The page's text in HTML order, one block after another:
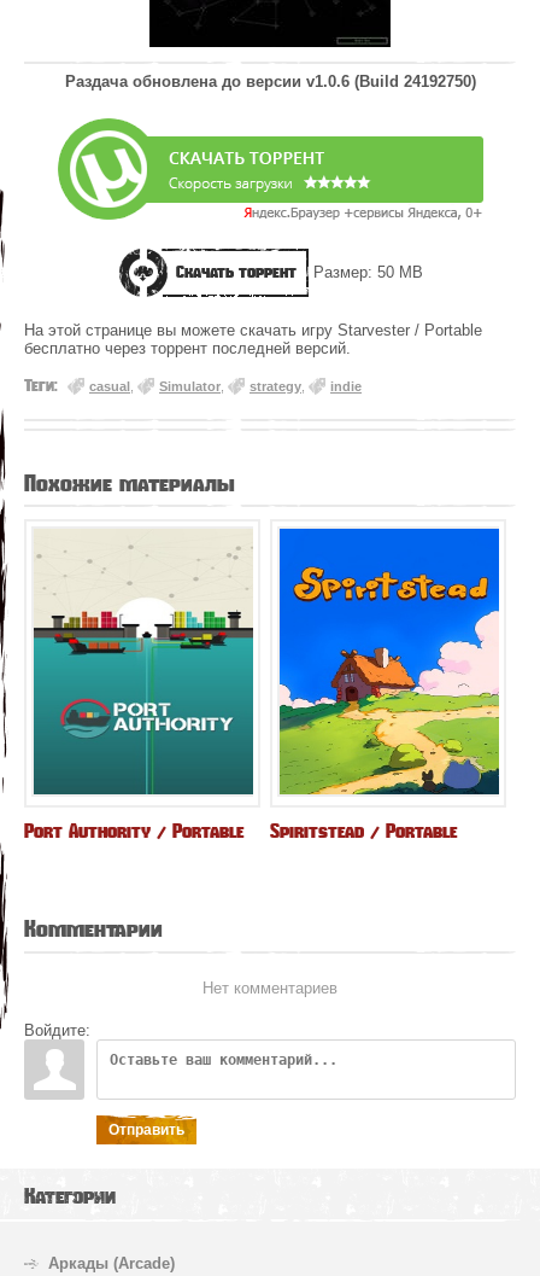
Раздача обновлена до версии v1.0.6 (Build 24192750)
Скачать торрент Размер: 50 MB
На этой странице вы можете скачать игру Starvester / Portable
бесплатно через торрент последней версий.
Теги: casual Simulator strategy indie
Похожие материалы
Port Authority / Portable Spiritstead / Portable
Комментарии
Нет комментариев
Войдите:
Отправить
Категории
Аркады (Arcade)